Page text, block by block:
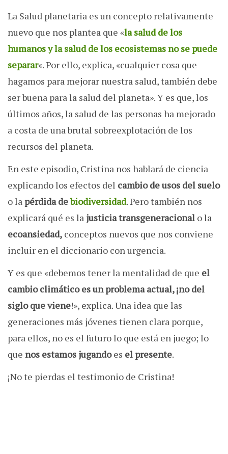
La Salud planetaria es un concepto relativamente
nuevo que nos plantea que «la salud de los
humanos y la salud de los ecosistemas no se puede
separar«. Por ello, explica, «cualquier cosa que
hagamos para mejorar nuestra salud, también debe
ser buena para la salud del planeta». Y es que, los
últimos años, la salud de las personas ha mejorado
a costa de una brutal sobreexplotación de los
recursos del planeta.
En este episodio, Cristina nos hablará de ciencia
explicando los efectos del cambio de usos del suelo
o lapérdida debiodiversidad. Pero también nos
explicará qué es la justicia transgeneracional o la
ecoansiedad, conceptos nuevos que nos conviene
incluir en el diccionario con urgencia.
Y es que «debemos tener la mentalidad de que el
cambio climático es un problema actual, ¡no del
siglo que viene!», explica. Una idea que las
generaciones más jóvenes tienen clara porque,
para ellos, no es el futuro lo que está en juego; lo
que nos estamos jugandoes el presente.
¡No te pierdas el testimonio de Cristina!